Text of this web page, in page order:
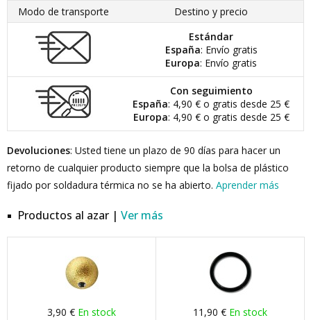
Modo de transporte
Destino y precio
Estándar
España: Envío gratis
Europa: Envío gratis
Con seguimiento
España: 4,90 € o gratis desde 25 €
Europa: 4,90 € o gratis desde 25 €
Devoluciones: Usted tiene un plazo de 90 días para hacer un
retorno de cualquier producto siempre que la bolsa de plástico
fijado por soldadura térmica no se ha abierto. Aprender más
Productos al azar | Ver más
3,90 € En stock 11,90 € En stock